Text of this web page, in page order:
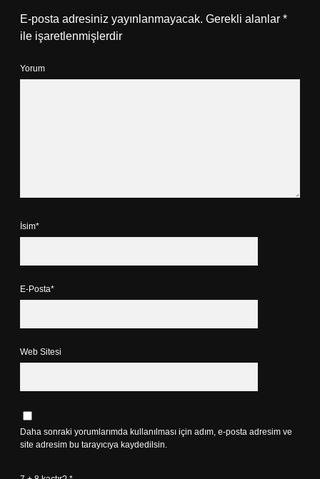
E-posta adresiniz yayınlanmayacak. Gerekli alanlar *
ile işaretlenmişlerdir
Yorum
İsim*
E-Posta*
Web Sitesi
Daha sonraki yorumlarımda kullanılması için adım, e-posta adresim ve
site adresim bu tarayıcıya kaydedilsin.